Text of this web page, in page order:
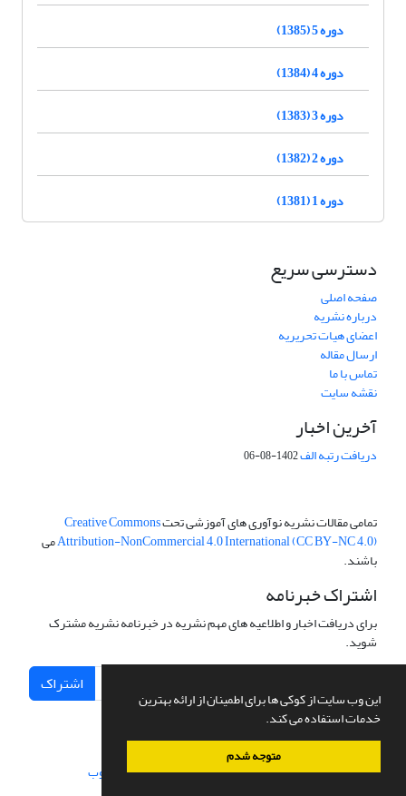
این وب سایت از کوکی ها برای اطمینان از ارائه بهترین
خدمات استفاده می کند.
متوجه شدم
دوره 5 (1385)
دوره 4 (1384)
دوره 3 (1383)
دوره 2 (1382)
دوره 1 (1381)
دسترسی سریع
صفحه اصلی
درباره نشریه
اعضای هیات تحریریه
ارسال مقاله
تماس با ما
نقشه سایت
آخرین اخبار
دریافت رتبه الف1402-08-06
تمامی مقالات نشریه نوآوری های آموزشی تحتCreative Commons
Attribution-NonCommercial 4.0 International (CC BY-NC 4.0)می
باشند.
اشتراک خبرنامه
برای دریافت اخبار و اطلاعیه های مهم نشریه در خبرنامه نشریه مشترک
شوید.
اشتراک
سامانه مدیریت نشریات علمی.طراحی و پیاده سازی از سیناوب